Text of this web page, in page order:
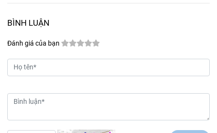
BÌNH LUẬN
Đánh giá của bạn